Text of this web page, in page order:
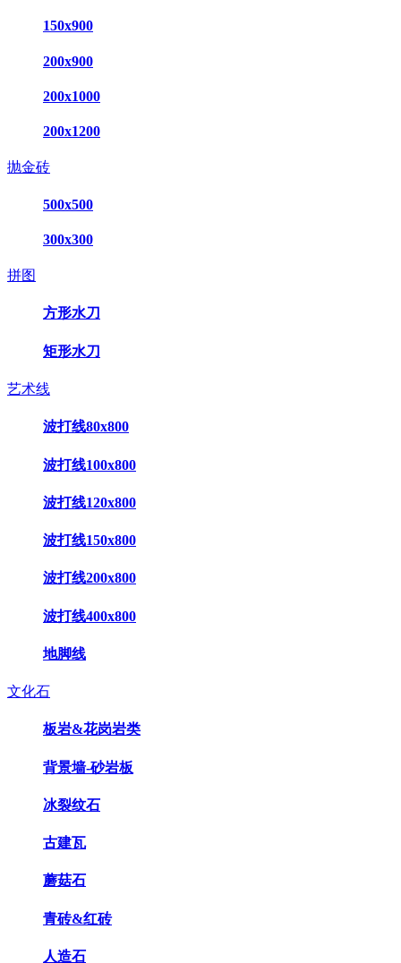
150x900
200x900
200x1000
200x1200
抛金砖
500x500
300x300
拼图
方形水刀
矩形水刀
艺术线
波打线80x800
波打线100x800
波打线120x800
波打线150x800
波打线200x800
波打线400x800
地脚线
文化石
板岩&花岗岩类
背景墙-砂岩板
冰裂纹石
古建瓦
蘑菇石
青砖&红砖
人造石